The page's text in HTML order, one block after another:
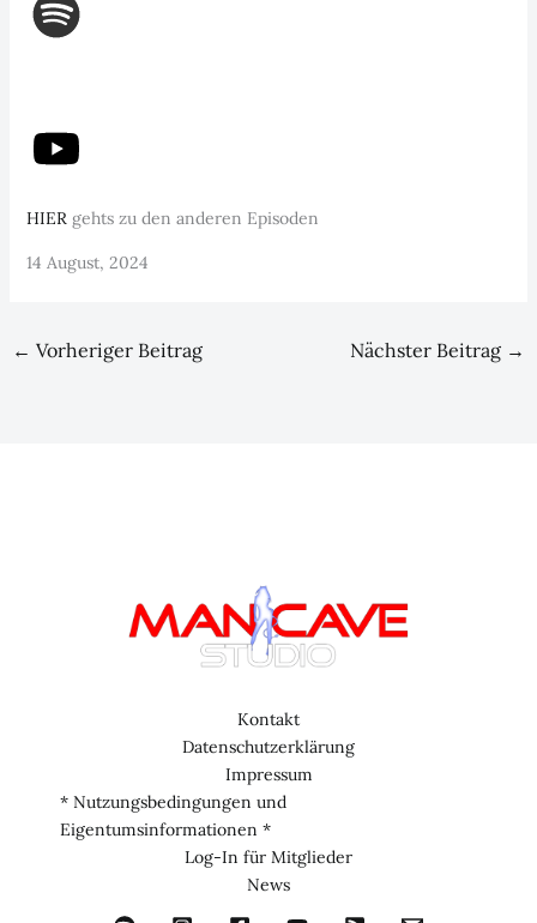
HIER gehts zu den anderen Episoden
14 August, 2024
← Vorheriger Beitrag Nächster Beitrag →
Kontakt
Datenschutzerklärung
Impressum
* Nutzungsbedingungen und
Eigentumsinformationen *
Log-In für Mitglieder
News